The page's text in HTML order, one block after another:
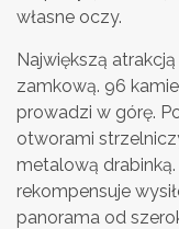
własne oczy.
Największą
zamkową. 96
prowadzi w górę.
otworami
metalową
rekompensuje
panorama od